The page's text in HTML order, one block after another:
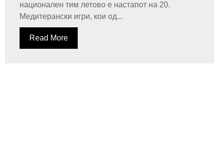
национален тим летово е настапот на 20.
Медитерански игри, кои од...
Read More